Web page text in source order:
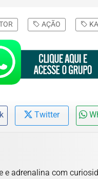
AÇÃO
Twitter
e adrenalina com